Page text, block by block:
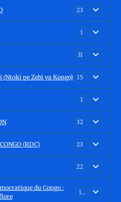
23
1
31
(Ntoki pe Zebi ya Kongo) 15
1
32
(RDC) 23
22
du Congo :
15